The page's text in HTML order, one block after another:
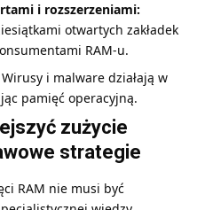
i rozszerzeniami:
otwartych zakładek
RAM-u.
Wirusy i malware działają w
pamięć operacyjną.
zużycie
strategie
RAM nie musi być